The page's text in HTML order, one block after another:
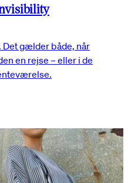
Det gælder både, når
en rejse – eller i de